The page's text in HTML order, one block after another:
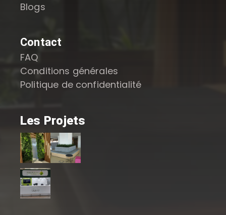
Blogs
Contact
FAQ
Conditions générales
Politique de confidentialité
Les Projets